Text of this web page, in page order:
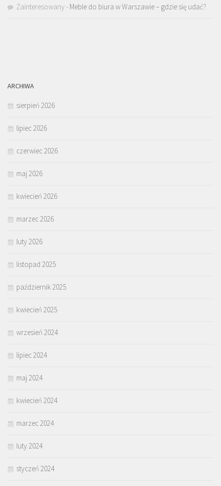
Zainteresowany - Meble do biura w Warszawie – gdzie się udać?
ARCHIWA
sierpień 2026
lipiec 2026
czerwiec 2026
maj 2026
kwiecień 2026
marzec 2026
luty 2026
listopad 2025
październik 2025
kwiecień 2025
wrzesień 2024
lipiec 2024
maj 2024
kwiecień 2024
marzec 2024
luty 2024
styczeń 2024